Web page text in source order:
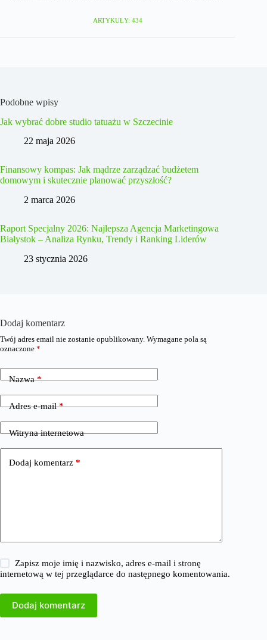
ARTYKUŁY: 434
Podobne wpisy
Jak wybrać dobre studio tatuażu w Szczecinie
22 maja 2026
Finansowy kompas: Jak mądrze zarządzać budżetem
domowym i skutecznie planować przyszłość?
2 marca 2026
Raport Specjalny 2026: Najlepsza Agencja Marketingowa
Białystok – Analiza Rynku, Trendy i Ranking Liderów
23 stycznia 2026
Dodaj komentarz
Twój adres email nie zostanie opublikowany. Wymagane pola są
oznaczone *
Nazwa*
Adres e-mail*
Witryna internetowa
Dodaj komentarz *
Zapisz moje imię i nazwisko, adres e-mail i stronę
internetową w tej przeglądarce do następnego komentowania.
Dodaj komentarz